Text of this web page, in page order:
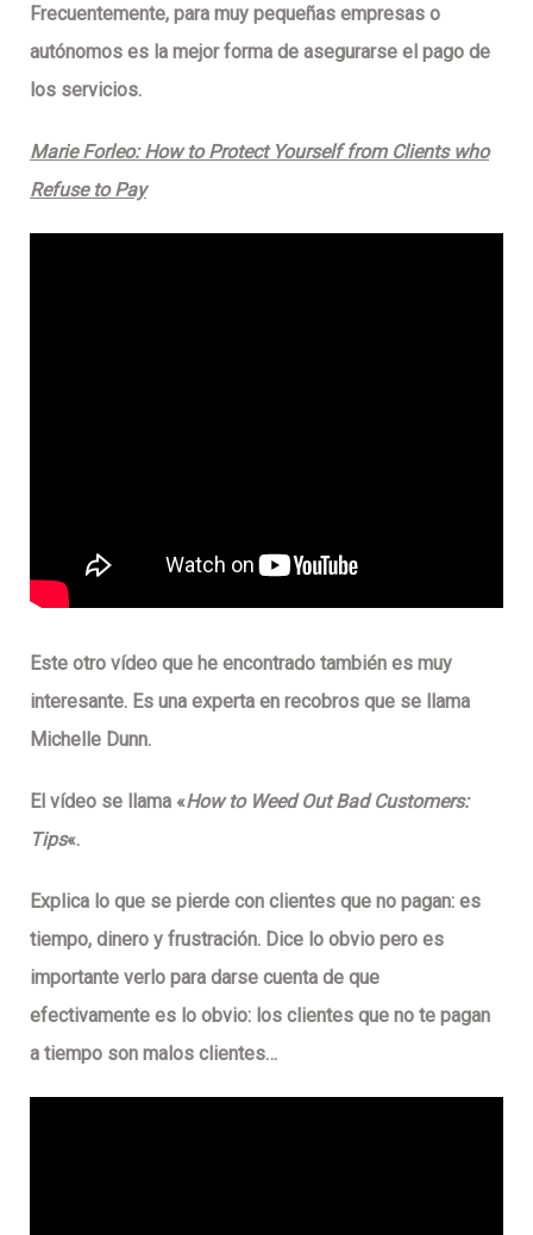
Frecuentemente, para muy pequeñas empresas o
autónomos es la mejor forma de asegurarse el pago de
los servicios.
Marie Forleo: How to Protect Yourself from Clients who
Refuse to Pay
Este otro vídeo que he encontrado también es muy
interesante. Es una experta en recobros que se llama
Michelle Dunn.
El vídeo se llama «How to Weed Out Bad Customers:
Tips«.
Explica lo que se pierde con clientes que no pagan: es
tiempo, dinero y frustración. Dice lo obvio pero es
importante verlo para darse cuenta de que
efectivamente es lo obvio: los clientes que no te pagan
a tiempo son malos clientes…